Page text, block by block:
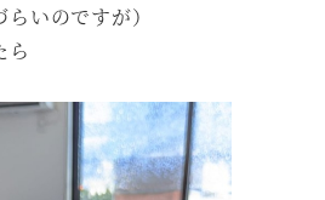
らいのですが）
ら